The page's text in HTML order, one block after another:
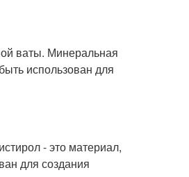
ваты. Минеральная
использован для
- это материал,
для создания